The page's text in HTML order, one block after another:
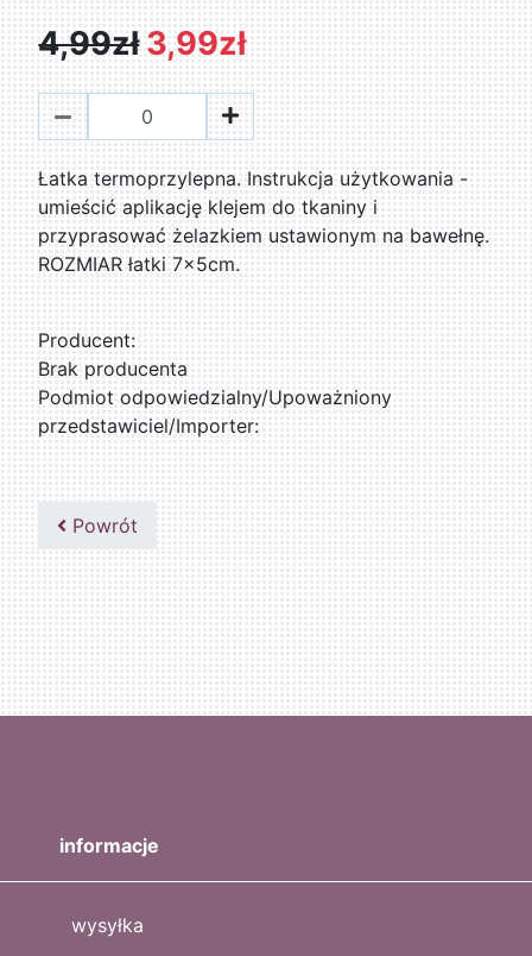
4,99zł 3,99zł
Łatka termoprzylepna. Instrukcja użytkowania -
umieścić aplikację klejem do tkaniny i
przyprasować żelazkiem ustawionym na bawełnę.
ROZMIAR łatki 7x5cm.
Producent:
Brak producenta
Podmiot odpowiedzialny/Upoważniony
przedstawiciel/Importer:
Powrót
informacje
wysyłka